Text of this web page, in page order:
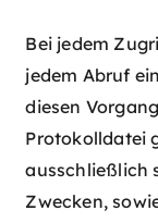
Bei jedem
jedem Abruf
diesen
Protokolldatei
ausschließlich
Zwecken,